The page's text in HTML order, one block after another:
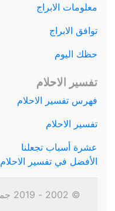
معلومات الابراج
توافق الابراج
حظك اليوم
تفسير الاحلام
فهرس تفسير الاحلام
تفسير الاحلام
عشرة أسباب تجعلنا
الأفضل في تفسير الاحلام
© 2002 - 2019 جميع الحقوق محفوظة